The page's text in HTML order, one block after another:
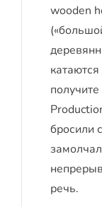
wooden
бросили
речь.